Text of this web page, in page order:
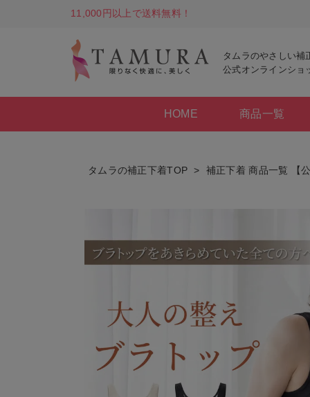
11,000円以上で送料無料！
タムラのやさしい補
公式オンラインショ
HOME 商品一覧
タムラの補正下着TOP 補正下着 商品一覧 【